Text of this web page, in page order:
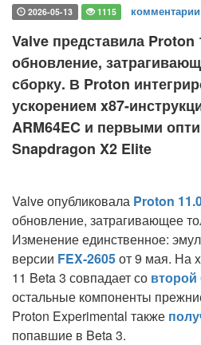
2026-05-13 1115 комментарии
Valve представила Proton
обновление,
сборку. В Proton
ускорением x87-
ARM64EC и первыми
Snapdragon X2 Elite
Valve опубликовала Proton
обновление, затрагивающее
Изменение единственное:
версии FEX-2605от9 мая. На
11 Beta 3 совпадает со второй
остальные компоненты
Proton Experimental также
попавшие в Beta 3.